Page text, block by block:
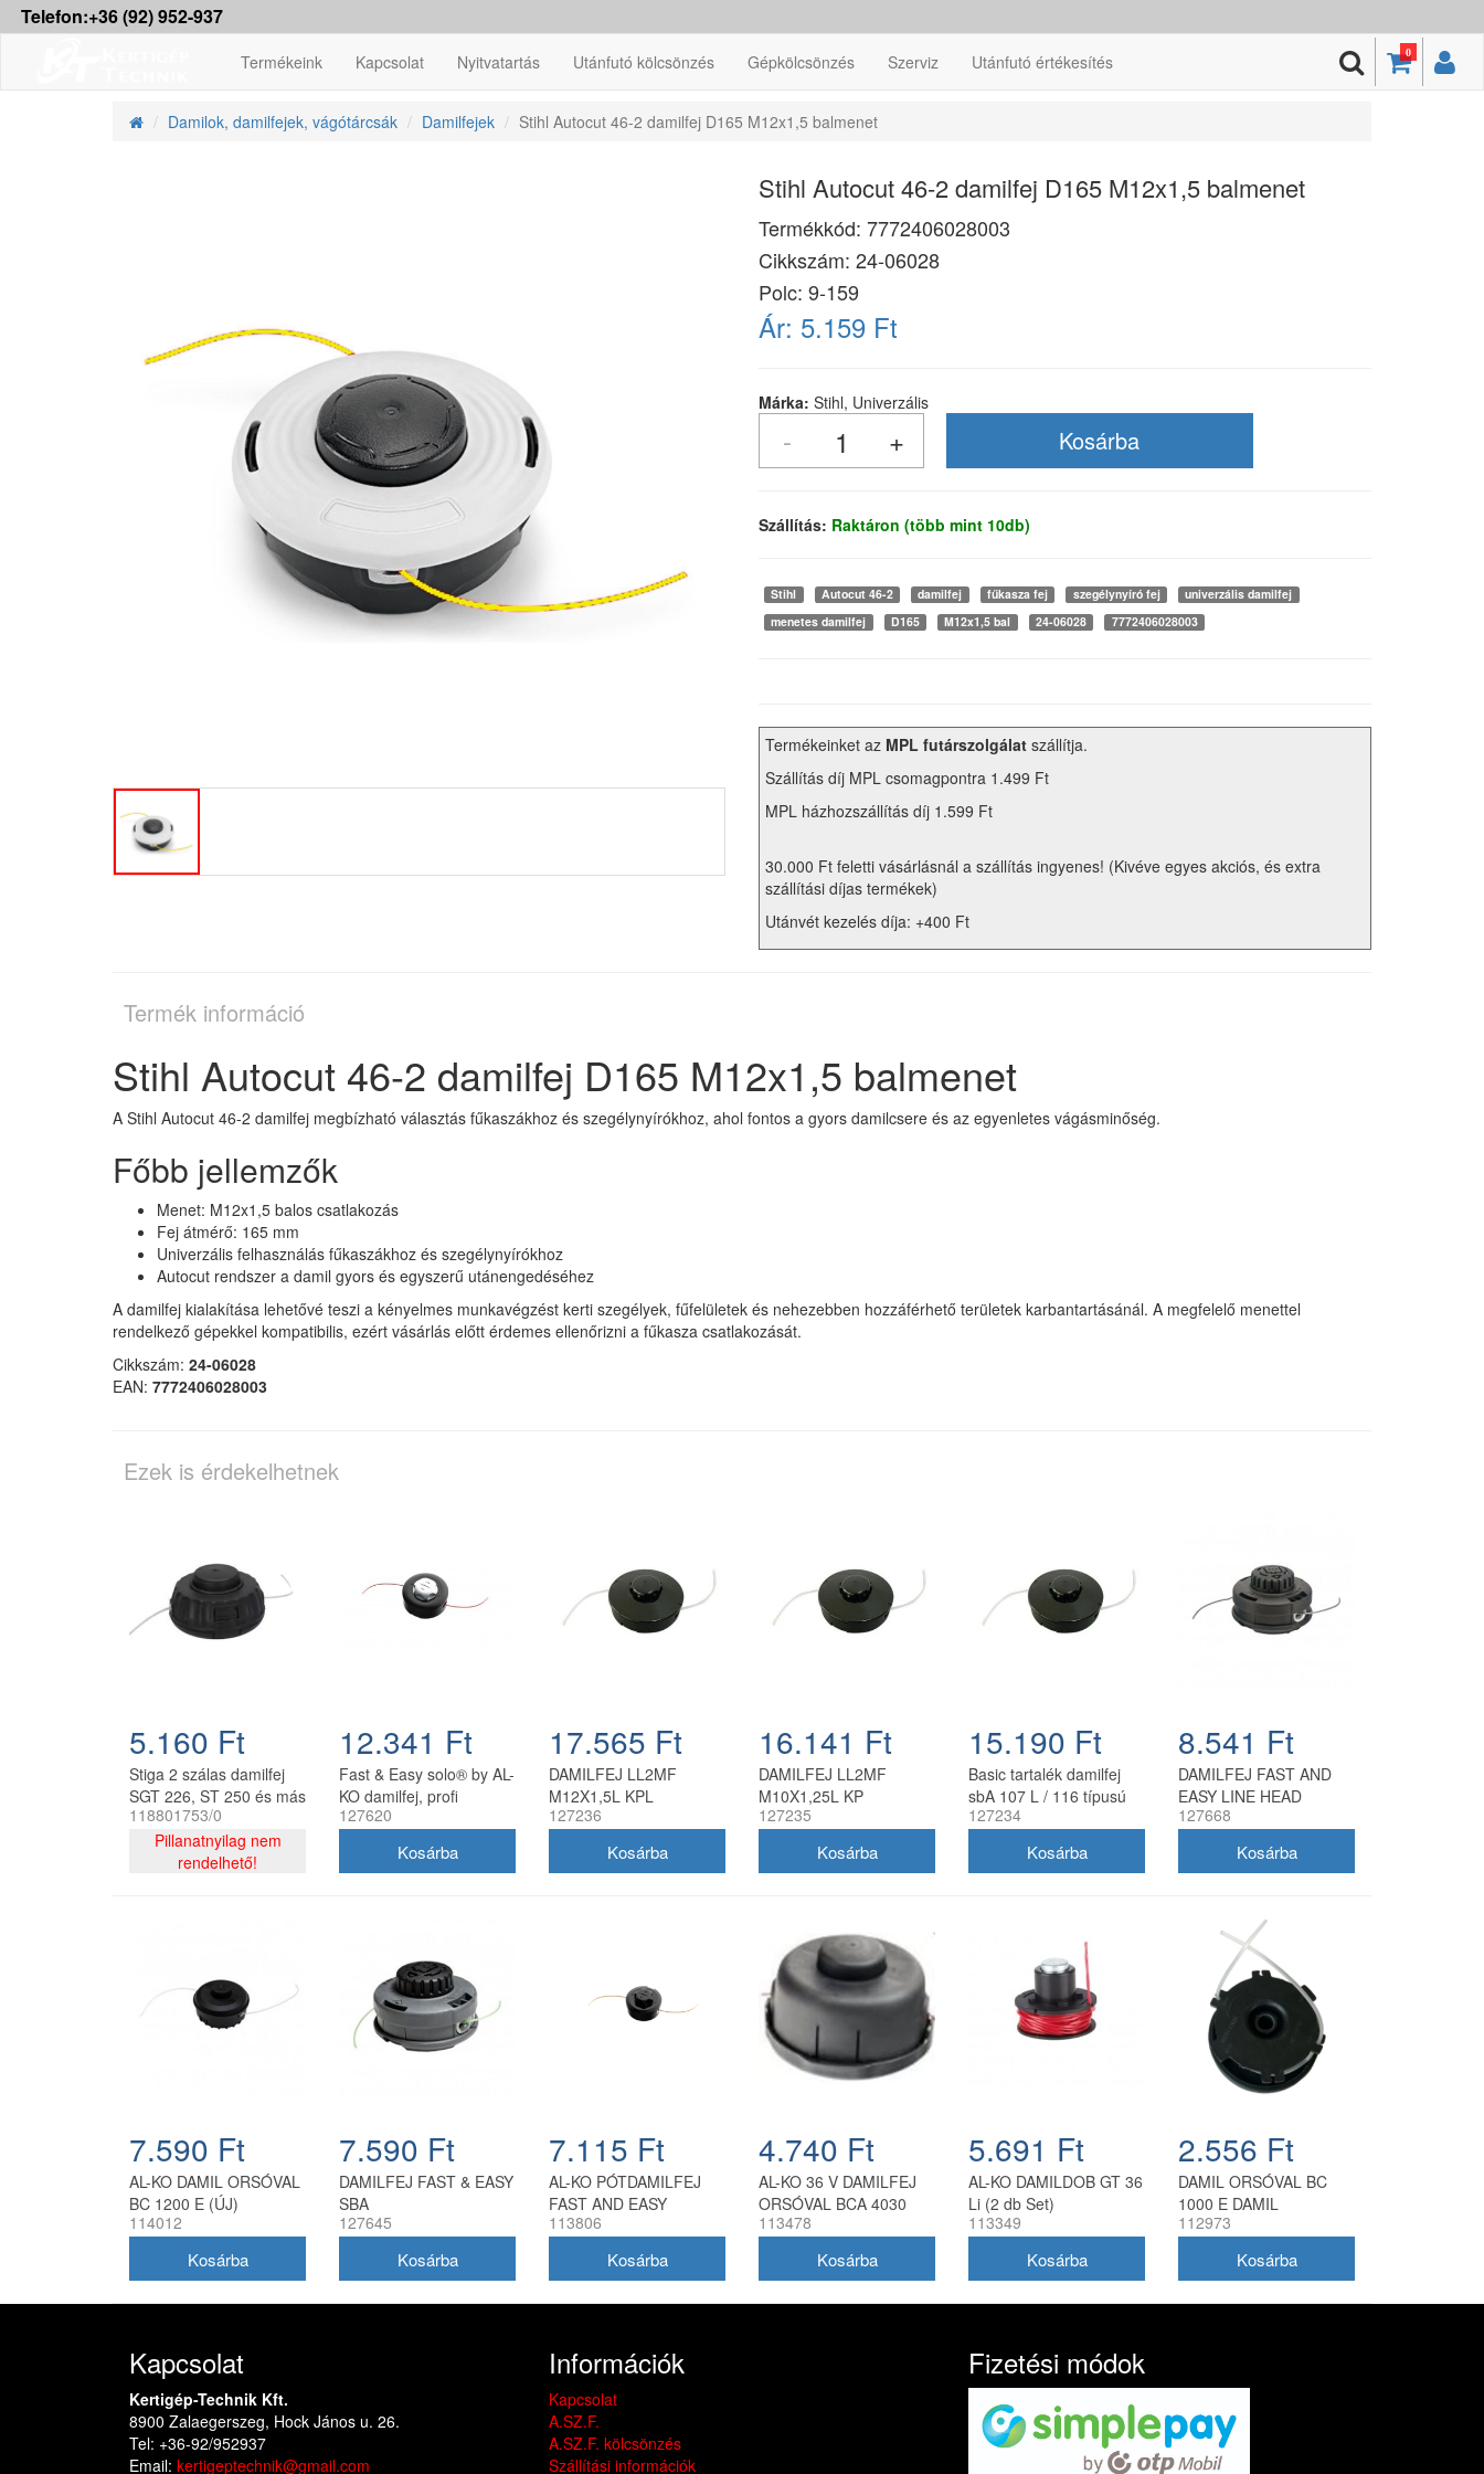
Telefon:+36 (92) 952-937
0
Termékeink Kapcsolat Nyitvatartás Utánfutó kölcsönzés Gépkölcsönzés Szerviz Utánfutó értékesítés
Damilok, damilfejek, vágótárcsák Damilfejek Stihl Autocut 46-2 damilfej D165 M12x1,5 balmenet
Stihl Autocut 46-2 damilfej D165 M12x1,5 balmenet
Termékkód: 7772406028003
Cikkszám: 24-06028
Polc: 9-159
Ár: 5.159 Ft
Márka: Stihl, Univerzális
Szállítás: Raktáron (több mint 10db)
Stihl Autocut 46-2 damilfej fűkasza fej szegélynyíró fej
univerzális damilfej
menetes damilfej
D165 M12x1,5 bal 24-06028 7772406028003
Termékeinket az MPL futárszolgálat szállítja.
Szállítás díj MPL csomagpontra 1.499 Ft
MPL házhozszállítás díj 1.599 Ft
30.000 Ft feletti vásárlásnál a szállítás ingyenes! (Kivéve egyes akciós, és extra
szállítási díjas termékek)
Utánvét kezelés díja: +400 Ft
Termék információ
Stihl Autocut 46-2 damilfej D165 M12x1,5 balmenet
A Stihl Autocut 46-2 damilfej megbízható választás fűkaszákhoz és szegélynyírókhoz, ahol fontos a gyors damilcsere és az egyenletes vágásminőség.
Főbb jellemzők
Menet: M12x1,5 balos csatlakozás
Fej átmérő: 165 mm
Univerzális felhasználás fűkaszákhoz és szegélynyírókhoz
Autocut rendszer a damil gyors és egyszerű utánengedéséhez
A damilfej kialakítása lehetővé teszi a kényelmes munkavégzést kerti szegélyek, fűfelületek és nehezebben hozzáférhető területek karbantartásánál. A megfelelő menettel
rendelkező gépekkel kompatibilis, ezért vásárlás előtt érdemes ellenőrizni a fűkasza csatlakozását.
Cikkszám: 24-06028
EAN: 7772406028003
Ezek is érdekelhetnek
5.160 Ft
Stiga 2 szálas damilfej
SGT 226, ST 250 és más
modellekhez
118801753/0
118801753/0
Pillanatnyilag nem
rendelhető!
12.341 Ft
Fast & Easy solo® by AL-
KO damilfej, profi
127620
17.565 Ft
DAMILFEJ LL2MF
M12X1,5L KPL
127236
16.141 Ft
DAMILFEJ LL2MF
M10X1,25L KP
127235
15.190 Ft
Basic tartalék damilfej
sbA 107 L / 116 típusú
benzinmotoros
127234
8.541 Ft
DAMILFEJ FAST AND
EASY LINE HEAD
127668
7.590 Ft
AL-KO DAMIL ORSÓVAL
BC 1200 E (ÚJ)
114012
7.590 Ft
DAMILFEJ FAST & EASY
SBA
127645
7.115 Ft
AL-KO PÓTDAMILFEJ
FAST AND EASY
113806
4.740 Ft
AL-KO 36 V DAMILFEJ
ORSÓVAL BCA 4030
113478
5.691 Ft
AL-KO DAMILDOB GT 36
Li (2 db Set)
113349
2.556 Ft
DAMIL ORSÓVAL BC
1000 E DAMIL
ORSÓVAL BC 1000 E
112973
Kapcsolat
Kertigép-Technik Kft.
8900 Zalaegerszeg, Hock János u. 26.
Tel: +36-92/952937
Email: kertigeptechnik@gmail.com
Információk
Kapcsolat
A.SZ.F.
A.SZ.F. kölcsönzés
Szállítási információk
Fizetési módok